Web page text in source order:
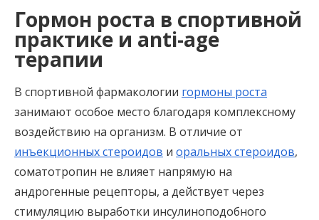
Гормон роста в спортивной
практике и anti-age
терапии
В спортивной фармакологии гормоны роста
занимают особое место благодаря комплексному
воздействию на организм. В отличие от
инъекционных стероидов и оральных стероидов,
соматотропин не влияет напрямую на
андрогенные рецепторы, а действует через
стимуляцию выработки инсулиноподобного